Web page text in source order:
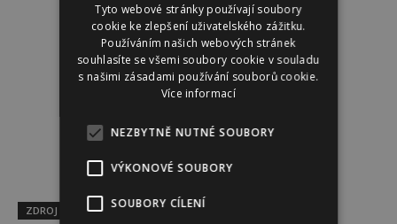
ZDROJ foto: Vojtěch Tesárek
Tyto webové stránky používají soubory
cookie ke zlepšení uživatelského zážitku.
Používáním našich webových stránek
souhlasíte se všemi soubory cookie v souladu
s našimi zásadami používání souborů cookie.
Více informací
NEZBYTNĚ NUTNÉ SOUBORY
VÝKONOVÉ SOUBORY
SOUBORY CÍLENÍ